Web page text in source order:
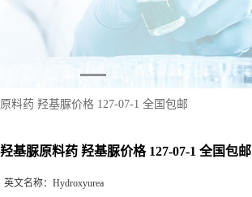
料药 羟基脲价格 127-07-1 全国包邮
羟基脲原料药 羟基脲价格 127-07-1 全国包邮
英文名称： Hydroxyurea